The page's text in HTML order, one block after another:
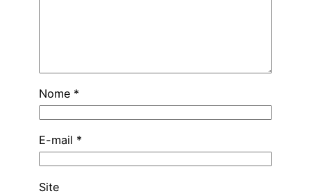
Nome *
E-mail *
Site